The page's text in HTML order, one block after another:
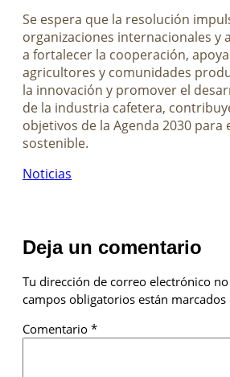
Se espera que la resolución
organizaciones internacionales y
a fortalecer la cooperación,
agricultores y comunidades
la innovación y promover el
de la industria cafetera,
objetivos de la Agenda 2030 para
sostenible.
Noticias
Deja un comentario
Tu dirección de correo electrónico
campos obligatorios están marcados
Comentario *